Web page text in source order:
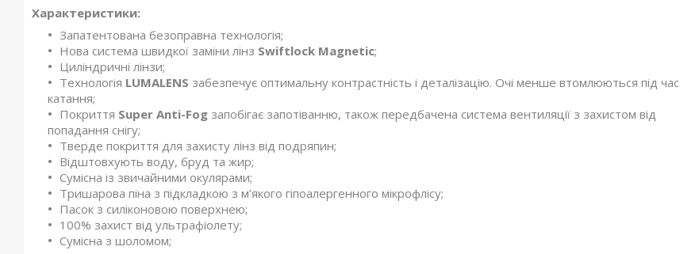
Характеристики:
Запатентована безоправна технологія;
Нова система швидкої заміни лінз Swiftlock Magnetic;
Циліндричні лінзи;
Технологія LUMALENS забезпечує оптимальну контрастність і деталізацію. Очі менше втомлюються під час
катання;
Покриття Super Anti-Fog запобігає запотіванню, також передбачена система вентиляції з захистом від
попадання снігу;
Тверде покриття для захисту лінз від подряпин;
Відштовхують воду, бруд та жир;
Сумісна із звичайними окулярами;
Тришарова піна з підкладкою з м’якого гіпоалергенного мікрофлісу;
Пасок з силіконовою поверхнею;
100% захист від ультрафіолету;
Сумісна з шоломом;